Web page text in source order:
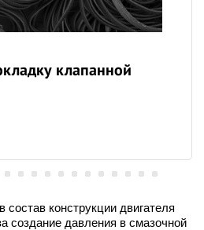
клапанной
конструкции двигателя
создание давления в смазочной